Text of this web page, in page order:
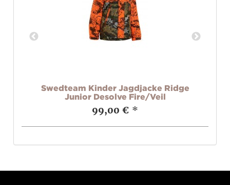
Swedteam Kinder Jagdjacke Ridge
Junior Desolve Fire/Veil
99,00 € *